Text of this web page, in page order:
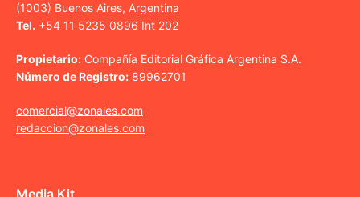
(1003) Buenos Aires, Argentina
Tel. +54 11 5235 0896 Int 202
Propietario: Compañía Editorial Gráfica Argentina S.A.
Número de Registro: 89962701
comercial@zonales.com
redaccion@zonales.com
Media Kit